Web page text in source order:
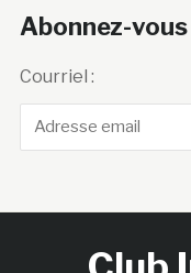
Abonnez-
Courriel :